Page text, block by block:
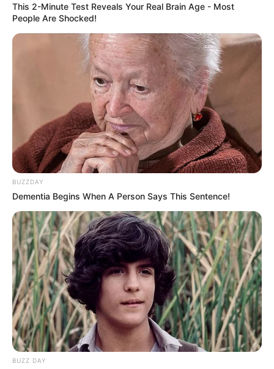
This 2-Minute Test Reveals Your Real Brain Age - Most
People Are Shocked!
BUZZDAY
Dementia Begins When A Person Says This Sentence!
BUZZ DAY